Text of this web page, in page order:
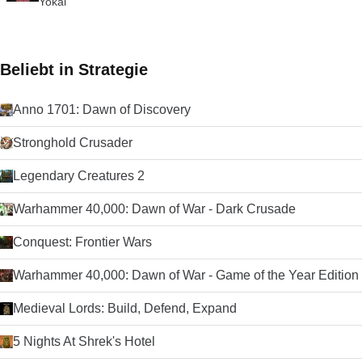
Beliebt in Strategie
Anno 1701: Dawn of Discovery
Stronghold Crusader
Legendary Creatures 2
Warhammer 40,000: Dawn of War - Dark Crusade
Conquest: Frontier Wars
Warhammer 40,000: Dawn of War - Game of the Year Edition
Medieval Lords: Build, Defend, Expand
5 Nights At Shrek's Hotel